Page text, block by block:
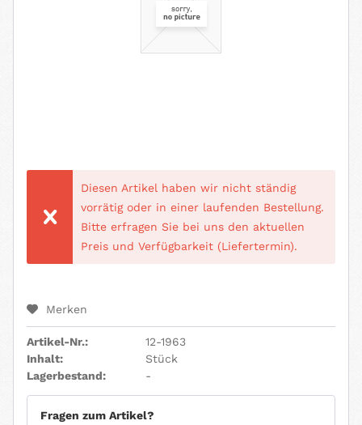
Diesen Artikel haben wir nicht ständig
vorrätig oder in einer laufenden Bestellung.
Bitte erfragen Sie bei uns den aktuellen
Preis und Verfügbarkeit (Liefertermin).
Merken
Artikel-Nr.:
12-1963
Inhalt:
Stück
Lagerbestand:
-
Fragen zum Artikel?